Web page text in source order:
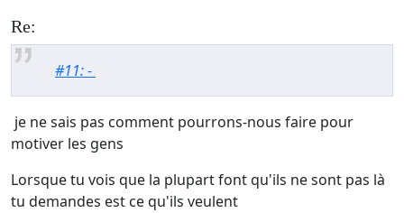
Re:
#11: -
je ne sais pas comment pourrons-nous faire pour
motiver les gens
Lorsque tu vois que la plupart font qu'ils ne sont pas là
tu demandes est ce qu'ils veulent